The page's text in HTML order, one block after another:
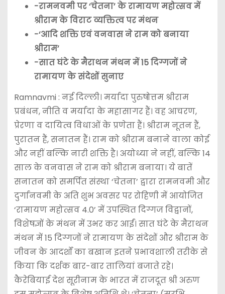
-रामनवमी पर ‘चेतना’ के रामायण महोत्सव में
श्रीराम के विराट व्यक्तित्व पर मंथन
-‘आदि शक्ति एवं वनवास ने राम को बनाया
श्रीराम’
-सात घंटे के मैराथन मंथन में 15 दिग्गजों ने
रामायण के संदेशों सुनाए
Ramnavmi : नई दिल्ली। मर्यादा पुरुषोत्तम श्रीराम
प्रबंधन, नीति व मर्यादा के महासागर हैं। वह आचरण,
प्रेरणा व दायित्व विधाओं के प्रणेता हैं। श्रीराम नूतन हैं,
पुरातन हैं, सनातन हैं। राम को श्रीराम बनाने वाला कोई
और नहीं बल्कि नारी शक्ति है। अयोध्या ने नहीं, बल्कि 14
साल के वनवास ने राम को श्रीराम बनाया। ये बातें
सनातन को समर्पित संस्था ‘चेतना’ द्वारा रामनवमी और
दुर्गानवमी के अति शुभ अवसर पर रोहिणी में आयोजित
‘रामायण महोत्सव 4.0’ में उपस्थित दिग्गज विद्वानों,
विशेषज्ञों के मंथन में उभर कर आईं। सात घंटे के मैराथन
मंथन में 15 दिग्गजों ने रामायण के संदेशों और श्रीराम के
जीवन के आदर्शों का बखान इतने प्रभावशाली तरीके से
किया कि दर्शक बार-बार तालियां बजाते रहे।
कैरेबियाई देश सूरीनाम के भारत में राजदूत श्री अरुण